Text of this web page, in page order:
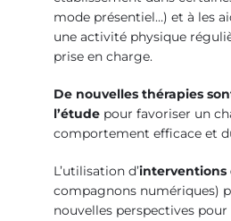
mode présentiel…) et à les
une activité physique
prise en charge.
De nouvelles thérapies
l’étude pour favoriser un
comportement efficace et
L’utilisation d’interventions
compagnons numériques)
nouvelles perspectives